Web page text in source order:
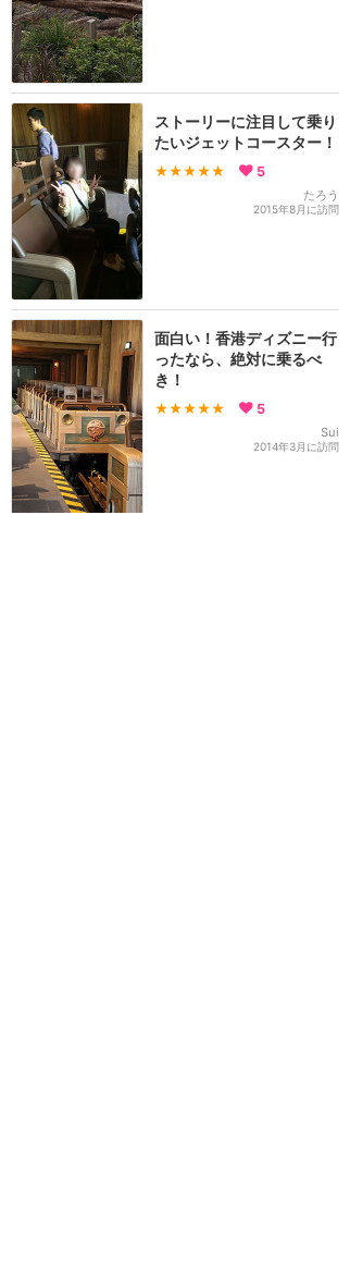
ストーリーに注目して乗り
たいジェットコースター！
★★★★★ 5
たろう
2015年8月に訪問
面白い！香港ディズニー行
ったなら、絶対に乗るべ
き！
★★★★★ 5
Sui
2014年3月に訪問